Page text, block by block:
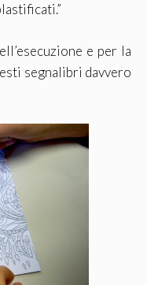
e per la
segnalibri davvero